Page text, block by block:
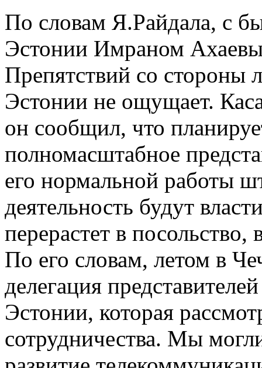
По словам Я.Райдала, с
Эстонии Имраном
Препятствий со стороны
Эстонии не ощущает.
он сообщил, что
полномасштабное
его нормальной работы
деятельность будут
перерастет в
По его словам, летом в
делегация
Эстонии, которая
сотрудничества. Мы